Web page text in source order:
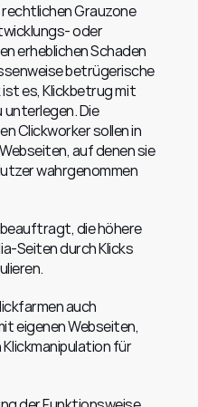
rechtlichen Grauzone
oder
erheblichen Schaden
betrügerische
ist es, Klickbetrug mit
unterlegen. Die
Clickworker sollen in
auf denen sie
wahrgenommen
die höhere
Seiten durch Klicks
auch
eigenen Webseiten,
für